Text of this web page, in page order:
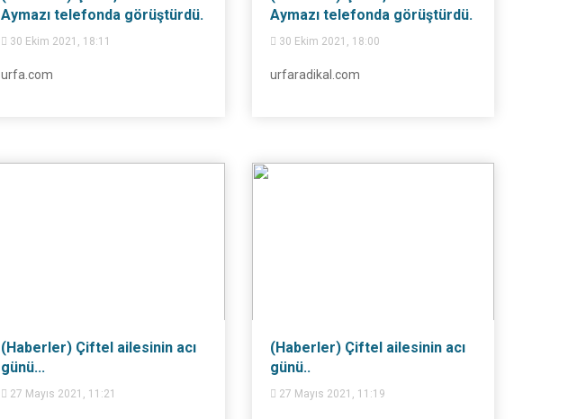
Aymazı telefonda görüştürdü.
30 Ekim 2021, 18:11
urfa.com
Aymazı telefonda görüştürdü.
30 Ekim 2021, 18:00
urfaradikal.com
(Haberler) Çiftel ailesinin acı
günü...
27 Mayıs 2021, 11:21
(Haberler) Çiftel ailesinin acı
günü..
27 Mayıs 2021, 11:19